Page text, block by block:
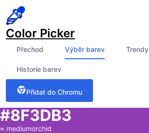
Color Picker
Přechod Výběr barev
Historie barev
Přidat do Chromu
#8F3DB3
≈ mediumorchid